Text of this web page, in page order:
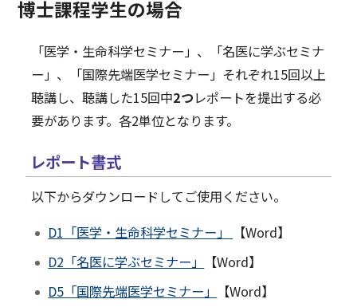
科学セミナーの開催について
【有田誠 先生＠２０２５年８月２７日】D1医学・生命
科学セミナーの開催について
2025.06.24
【落谷孝広 先生＠７月１６日】D2名医に学ぶセミナー
の開催について
2025.06.24
【佐谷秀行 先生＠２０２５年７月９日】D1医学・生命
科学セミナーの開催について
【長谷川功紀 先生＠２０２５年６月１１日】D1医学・
生命科学セミナーの開催について
【加藤忠史 先生＠７月２日】D2名医に学ぶセミナーの
博士課程学生の場合
「医学・生命科学セミナー」、「名医に学ぶセミナ
ー」、「国際先端医学セミナー」それぞれ15回以上
聴講し、聴講した15回中2つレポートを提出する必
要があります。各2単位となります。
レポート書式
以下からダウンロードしてご使用ください。
D1「医学・生命科学セミナー」
【Word】
D2「名医に学ぶセミナー」
【Word】
D5「国際先端医学セミナー」
【Word】